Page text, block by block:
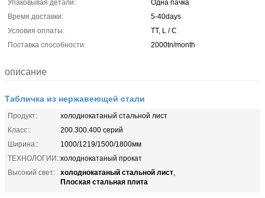
Упаковывая детали:
Одна пачка
Время доставки:
5-40days
Условия оплаты:
TT, L / C
Поставка способности:
2000tn/month
описание
Табличка из нержавеющей стали
Продукт:
холоднокатаный стальной лист
Класс::
200.300.400 серий
Ширина::
1000/1219/1500/1800мм
ТЕХНОЛОГИИ::холоднокатаный прокат
Высокий свет:
холоднокатаный стальной лист,
Плоская стальная плита